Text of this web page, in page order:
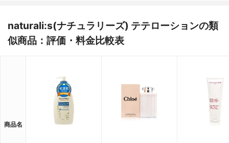
naturali:s(ナチュラリーズ) テテローションの類
似商品：評価・料金比較表
商品名